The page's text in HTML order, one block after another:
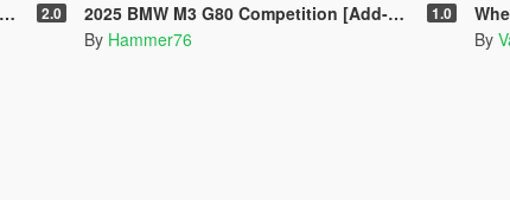
2.0 2025 BMW M3 G80 Competition [Add-On | Legacy/Enhanced] 1.0
By Hammer76 By